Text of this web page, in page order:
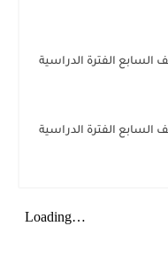
السابع الفترة الدراسية
السابع الفترة الدراسية